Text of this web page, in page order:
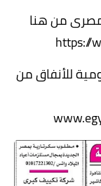
من هنا
https://
للأنفاق من